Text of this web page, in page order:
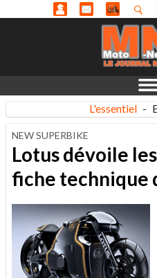
L'essentiel -
NEW SUPERBIKE
Lotus dévoile
fiche technique